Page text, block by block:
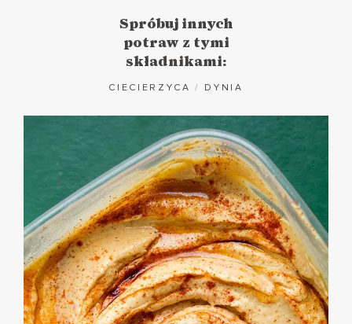
Spróbuj innych
potraw z tymi
składnikami:
CIECIERZYCA / DYNIA